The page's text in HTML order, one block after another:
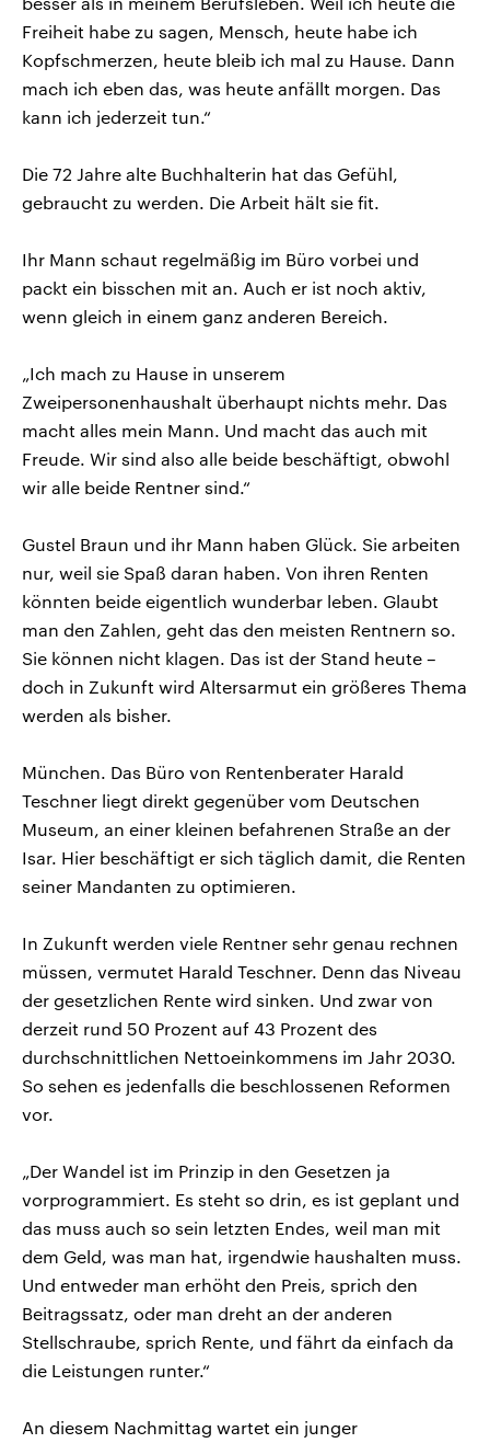
Freiheit habe zu sagen, Mensch, heute habe ich
Kopfschmerzen, heute bleib ich mal zu Hause. Dann
mach ich eben das, was heute anfällt morgen. Das
kann ich jederzeit tun.“
Die 72 Jahre alte Buchhalterin hat das Gefühl,
gebraucht zu werden. Die Arbeit hält sie fit.
Ihr Mann schaut regelmäßig im Büro vorbei und
packt ein bisschen mit an. Auch er ist noch aktiv,
wenn gleich in einem ganz anderen Bereich.
„Ich mach zu Hause in unserem
Zweipersonenhaushalt überhaupt nichts mehr. Das
macht alles mein Mann. Und macht das auch mit
Freude. Wir sind also alle beide beschäftigt, obwohl
wir alle beide Rentner sind.“
Gustel Braun und ihr Mann haben Glück. Sie arbeiten
nur, weil sie Spaß daran haben. Von ihren Renten
könnten beide eigentlich wunderbar leben. Glaubt
man den Zahlen, geht das den meisten Rentnern so.
Sie können nicht klagen. Das ist der Stand heute –
doch in Zukunft wird Altersarmut ein größeres Thema
werden als bisher.
München. Das Büro von Rentenberater Harald
Teschner liegt direkt gegenüber vom Deutschen
Museum, an einer kleinen befahrenen Straße an der
Isar. Hier beschäftigt er sich täglich damit, die Renten
seiner Mandanten zu optimieren.
In Zukunft werden viele Rentner sehr genau rechnen
müssen, vermutet Harald Teschner. Denn das Niveau
der gesetzlichen Rente wird sinken. Und zwar von
derzeit rund 50 Prozent auf 43 Prozent des
durchschnittlichen Nettoeinkommens im Jahr 2030.
So sehen es jedenfalls die beschlossenen Reformen
vor.
„Der Wandel ist im Prinzip in den Gesetzen ja
vorprogrammiert. Es steht so drin, es ist geplant und
das muss auch so sein letzten Endes, weil man mit
dem Geld, was man hat, irgendwie haushalten muss.
Und entweder man erhöht den Preis, sprich den
Beitragssatz, oder man dreht an der anderen
Stellschraube, sprich Rente, und fährt da einfach da
die Leistungen runter.“
An diesem Nachmittag wartet ein junger